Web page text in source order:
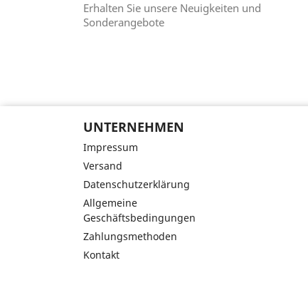
Erhalten Sie unsere Neuigkeiten und
Sonderangebote
UNTERNEHMEN
Impressum
Versand
Datenschutzerklärung
Allgemeine
Geschäftsbedingungen
Zahlungsmethoden
Kontakt